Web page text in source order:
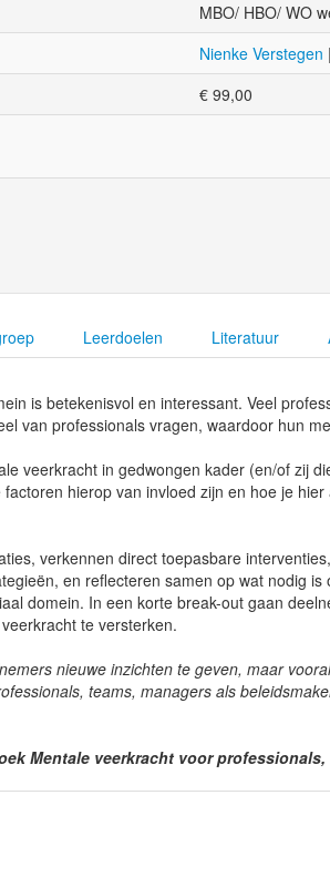
MBO/ HBO/ WO
Nienke Verstegen
€99,00
Leerdoelen Literatuur
is betekenisvol en interessant. Veel
van professionals vragen, waardoor hun
veerkracht in gedwongen kader (en/of zij
hierop van invloed zijn en hoe je
verkennen direct toepasbare
en reflecteren samen op wat nodig
domein. In een korte break-out gaan
te versterken.
nieuwe inzichten te geven, maar
teams, managers als
Mentale veerkracht voor